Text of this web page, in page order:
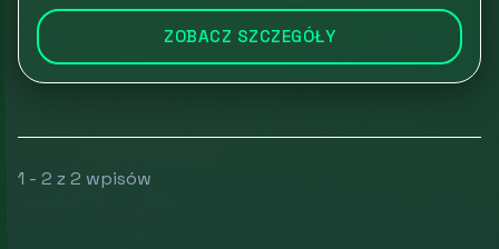
ZOBACZ SZCZEGÓŁY
1 - 2 z 2 wpisów